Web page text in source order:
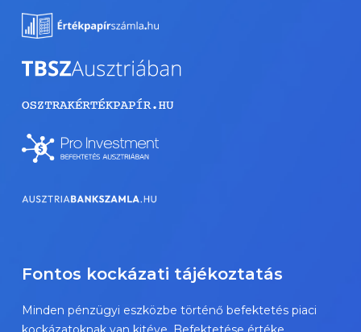
Fontos kockázati tájékoztatás
Minden pénzügyi eszközbe történő befektetés piaci